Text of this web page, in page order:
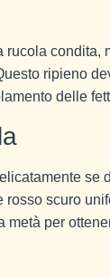
condita,
ripieno
delle
se
scuro
metà per